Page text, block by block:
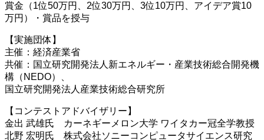
賞金（1位50万円、2位30万円、3位10万円、アイデア賞10
万円）・賞品を授与
【実施団体】
主催：経済産業省
共催：国立研究開発法人新エネルギー・産業技術総合開発機
構（NEDO）、
国立研究開発法人産業技術総合研究所
【コンテストアドバイザリー】
金出 武雄氏 カーネギーメロン大学 ワイタカー冠全学教授
北野 宏明氏 株式会社ソニーコンピュータサイエンス研究